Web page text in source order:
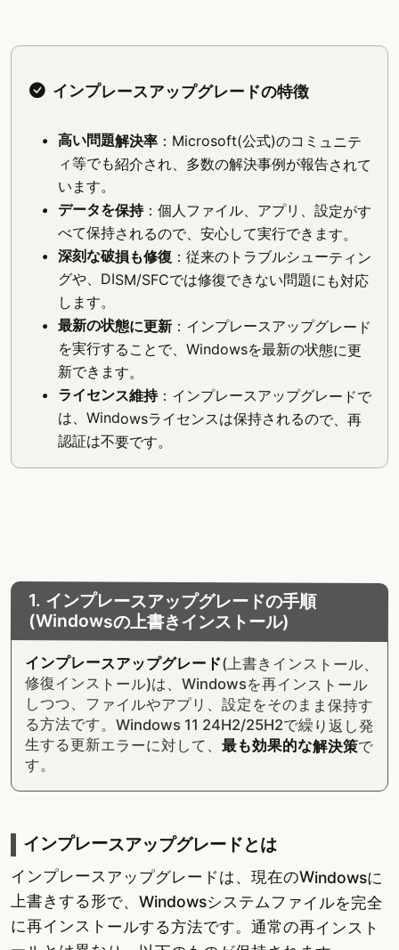
インプレースアップグレードの特徴
高い問題解決率 ：Microsoft(公式)のコミュニテ
ィ等でも紹介され、多数の解決事例が報告されて
います。
データを保持：個人ファイル、アプリ、設定がす
べて保持されるので、安心して実行できます。
深刻な破損も修復 ：従来のトラブルシューティン
グや、DISM/SFCでは修復できない問題にも対応
します。
最新の状態に更新 ：インプレースアップグレード
を実行することで、Windowsを最新の状態に更
新できます。
ライセンス維持：インプレースアップグレードで
は、Windowsライセンスは保持されるので、再
認証は不要です。
1. インプレースアップグレードの手順
(Windowsの上書きインストール)
インプレースアップグレード(上書きインストール、
修復インストール)は、Windowsを再インストール
しつつ、ファイルやアプリ、設定をそのまま保持す
る方法です。Windows 11 24H2/25H2で繰り返し発
生する更新エラーに対して、 最も効果的な解決策で
す。
インプレースアップグレードとは
インプレースアップグレードは、現在のWindowsに
上書きする形で、Windowsシステムファイルを完全
に再インストールする方法です。通常の再インスト